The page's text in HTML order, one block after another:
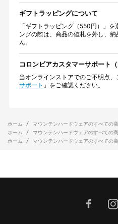
ギフトラッピングについて
「ギフトラッピング（550円）」
ングの際は、商品の値札を外し、
ん。
コロンビアカスタマーサポート（
当オンラインストアでのご不明点、
サポート 」をご確認ください。
ホーム マウンテンハードウェアのすべての
ホーム
マウンテンハードウェアのすべての
ホーム
マウンテンハードウェアのすべての